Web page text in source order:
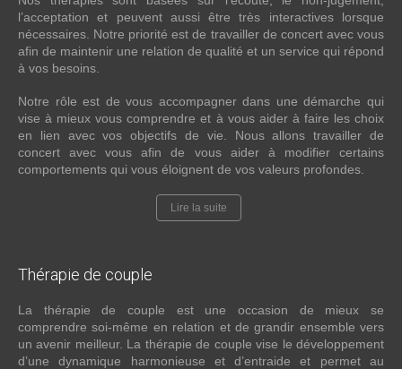
l’acceptation et peuvent aussi être très interactives lorsque
nécessaires. Notre priorité est de travailler de concert avec vous
afin de maintenir une relation de qualité et un service qui répond
à vos besoins.
Notre rôle est de vous accompagner dans une démarche qui
vise à mieux vous comprendre et à vous aider à faire les choix
en lien avec vos objectifs de vie. Nous allons travailler de
concert avec vous afin de vous aider à modifier certains
comportements qui vous éloignent de vos valeurs profondes.
Lire la suite
Thérapie de couple
La thérapie de couple est une occasion de mieux se
comprendre soi-même en relation et de grandir ensemble vers
un avenir meilleur. La thérapie de couple vise le développement
d’une dynamique harmonieuse et d’entraide et permet au